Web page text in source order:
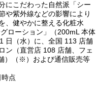
にこだわった自然派「シー
や紫外線などの影響により
、健やかに整える化粧水
ローション」（200mL 本体
日（水）に、全国 113 店舗
ン（直営店 108 店舗、フェ
）（※）および通信販売等
点